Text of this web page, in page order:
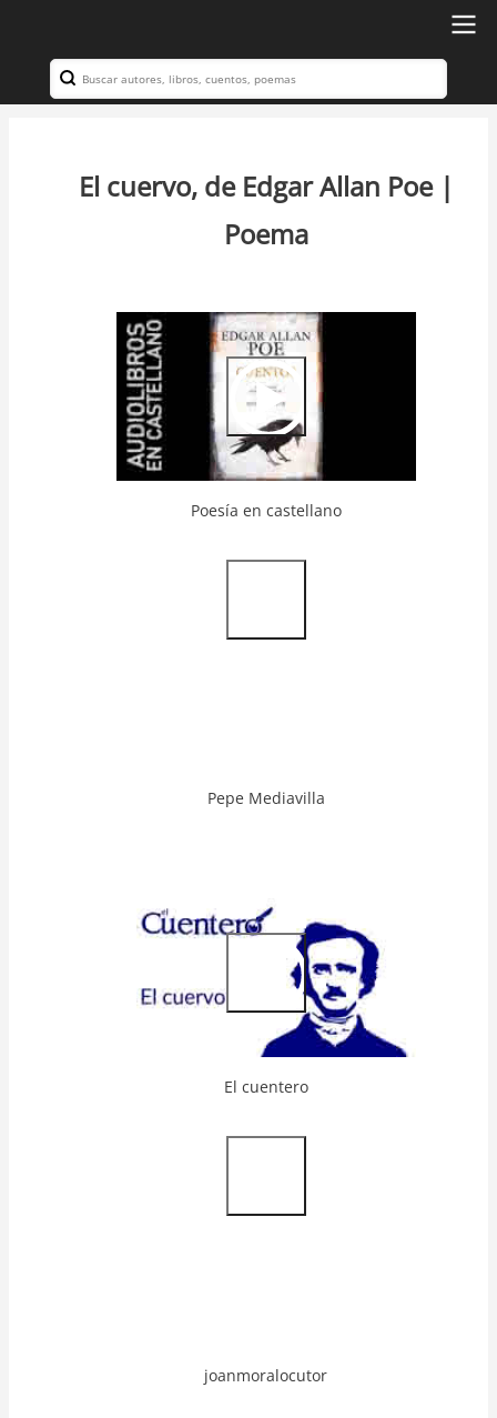
contenido
principal
Navegación
Search
El cuervo, de Edgar Allan Poe |
Poema
Video
Url
Poesía en castellano
Url
Pepe Mediavilla
Video
Url
El cuentero
Url
joanmoralocutor